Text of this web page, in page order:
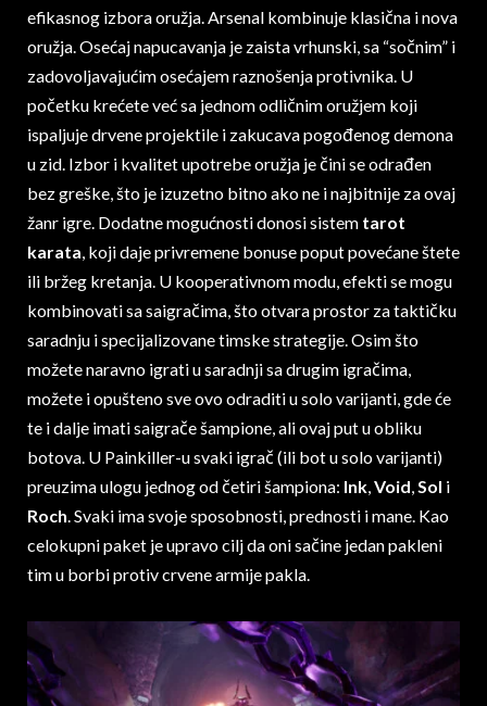
efikasnog izbora oružja. Arsenal kombinuje klasična i nova
oružja. Osećaj napucavanja je zaista vrhunski, sa “sočnim” i
zadovoljavajućim osećajem raznošenja protivnika. U
početku krećete već sa jednom odličnim oružjem koji
ispaljuje drvene projektile i zakucava pogođenog demona
u zid. Izbor i kvalitet upotrebe oružja je čini se odrađen
bez greške, što je izuzetno bitno ako ne i najbitnije za ovaj
žanr igre. Dodatne mogućnosti donosi sistem tarot
karata, koji daje privremene bonuse poput povećane štete
ili bržeg kretanja. U kooperativnom modu, efekti se mogu
kombinovati sa saigračima, što otvara prostor za taktičku
saradnju i specijalizovane timske strategije. Osim što
možete naravno igrati u saradnji sa drugim igračima,
možete i opušteno sve ovo odraditi u solo varijanti, gde će
te i dalje imati saigrače šampione, ali ovaj put u obliku
botova. U Painkiller-u svaki igrač (ili bot u solo varijanti)
preuzima ulogu jednog od četiri šampiona: Ink,Void,Sol i
Roch. Svaki ima svoje sposobnosti, prednosti i mane. Kao
celokupni paket je upravo cilj da oni sačine jedan pakleni
tim u borbi protiv crvene armije pakla.